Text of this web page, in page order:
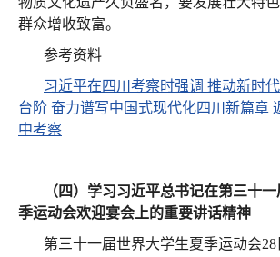
群众增收致富。
参考资料
习近平在四川考察时强调 推动新时
台阶 奋力谱写中国式现代化四川新篇章
中考察
（四）学习习近平总书记在第三十
季运动会欢迎宴会上的重要讲话精神
第三十一届世界大学生夏季运动会